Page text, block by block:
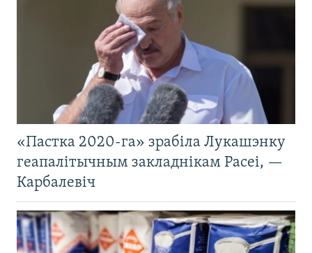
«Пастка 2020-га» зрабіла Лукашэнку
геапалітычным закладнікам Расеі, —
Карбалевіч